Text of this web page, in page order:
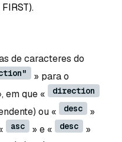
de caracteres do
» para o
em que « direction
ou « desc
»
asc » e « desc
»